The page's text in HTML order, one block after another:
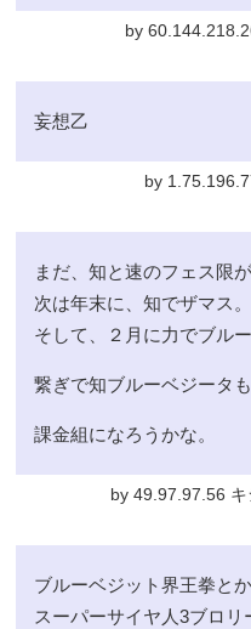
by
妄想乙
by
まだ、知と速のフェス限
次は年末に、知でザマス
そして、２月に力でブル
繋ぎで知ブルーベジータも
課金組になろうかな。
by 49.97.97.56 キ
ブルーベジット界王拳と
スーパーサイヤ人3ブロリ